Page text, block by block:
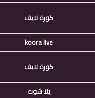
كورة لايف
koora live
كورة لايف
يلا شوت